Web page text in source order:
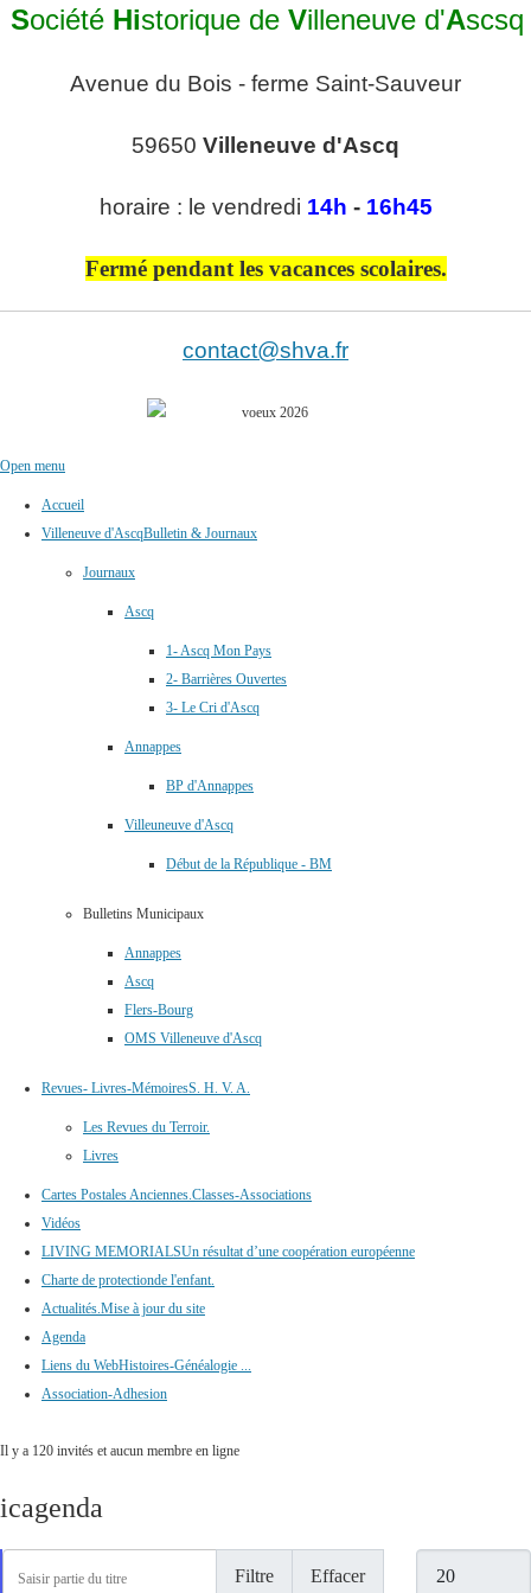
Société Historique de Villeneuve d'Ascsq
Avenue du Bois - ferme Saint-Sauveur
59650 Villeneuve d'Ascq
horaire : le vendredi 14h - 16h45
Fermé pendant les vacances scolaires.
contact@shva.fr
Open menu
Accueil
Villeneuve d'AscqBulletin & Journaux
Journaux
Ascq
1- Ascq Mon Pays
2- Barrières Ouvertes
3- Le Cri d'Ascq
Annappes
BP d'Annappes
Villeuneuve d'Ascq
Début de la République - BM
Bulletins Municipaux
Annappes
Ascq
Flers-Bourg
OMS Villeneuve d'Ascq
Revues- Livres-MémoiresS. H. V. A.
Les Revues du Terroir.
Livres
Cartes Postales Anciennes.Classes-Associations
Vidéos
LIVING MEMORIALSUn résultat d’une coopération européenne
Charte de protectionde l'enfant.
Actualités.Mise à jour du site
Agenda
Liens du WebHistoires-Généalogie ...
Association-Adhesion
Il y a 120 invités et aucun membre en ligne
icagenda
Filtre Effacer